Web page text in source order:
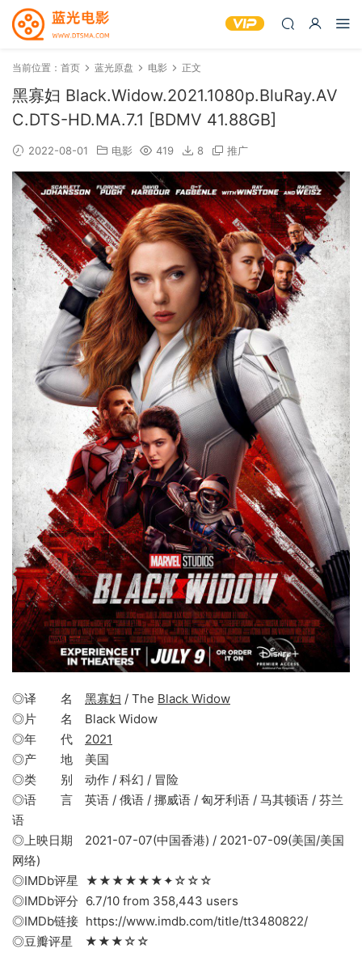
当前位置： 首页 蓝光原盘 电影 正文
黑寡妇 Black.Widow.2021.1080p.BluRay.AV
C.DTS-HD.MA.7.1 [BDMV 41.88GB]
2022-08-01 电影 419 8 推广
◎译 名 黑寡妇 / The Black Widow
◎片 名 Black Widow
◎年 代 2021
◎产 地 美国
◎类 别 动作 / 科幻 / 冒险
◎语 言 英语 / 俄语 / 挪威语 / 匈牙利语 / 马其顿语 / 芬兰
语
◎上映日期 2021-07-07(中国香港) / 2021-07-09(美国/美国
网络)
◎IMDb评星 ★★★★★★✦☆☆☆
◎IMDb评分 6.7/10 from 358,443 users
◎IMDb链接 https://www.imdb.com/title/tt3480822/
◎豆瓣评星 ★★★☆☆